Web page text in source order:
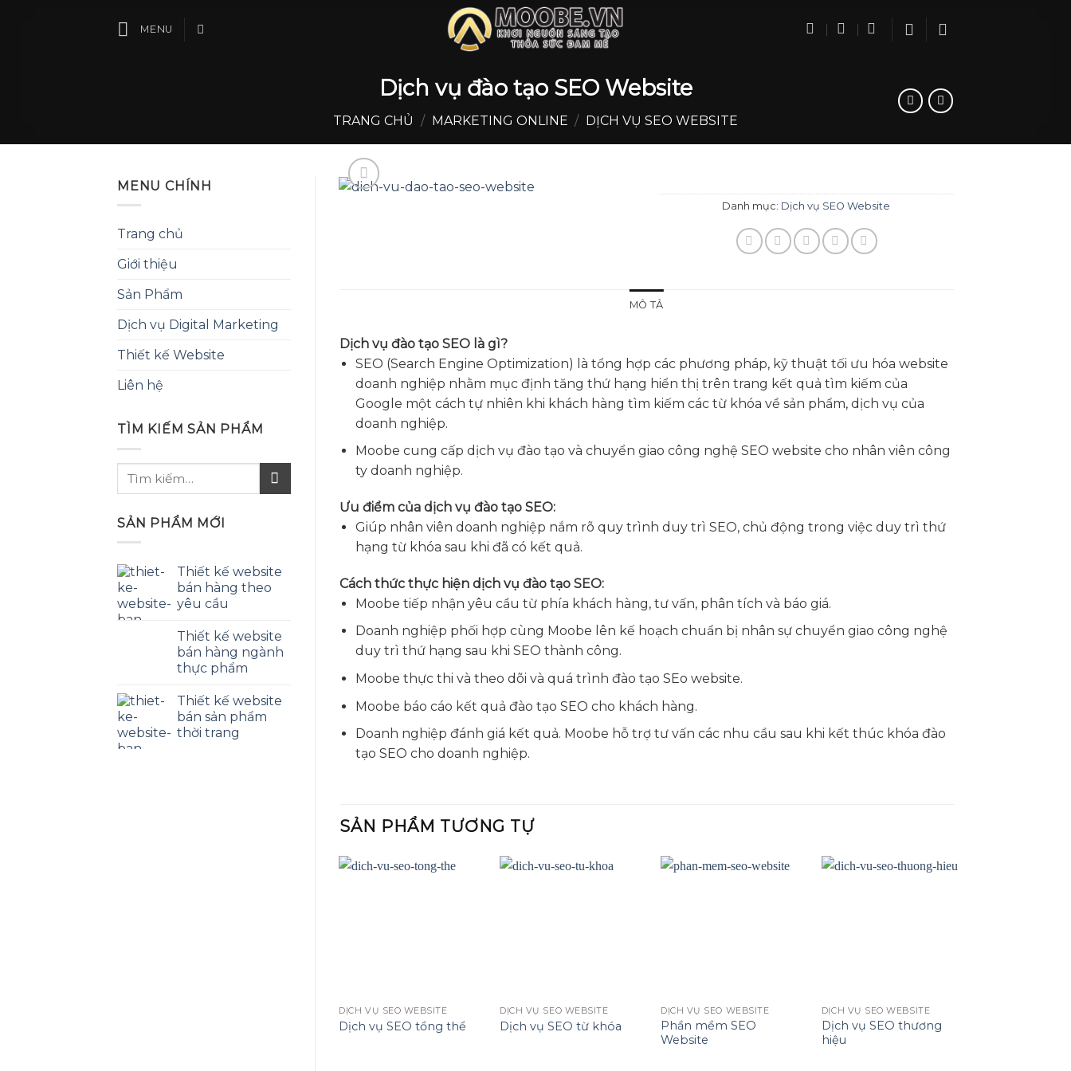
MENU
Dịch vụ đào tạo SEO Website
TRANG CHỦ / MARKETING ONLINE / DỊCH VỤ SEO WEBSITE
MENU CHÍNH
Trang chủ
Giới thiệu
Sản Phẩm
Dịch vụ Digital Marketing
Thiết kế Website
Liên hệ
TÌM KIẾM SẢN PHẨM
Tìm
SẢN PHẨM MỚI
Thiết kế website
bán hàng theo
yêu cầu
Thiết kế website
bán hàng ngành
thực phẩm
Thiết kế website
bán sản phẩm
thời trang
Danh mục: Dịch vụ SEO Website
MÔ TẢ
Dịch vụ đào tạo SEO là gì?
SEO (Search Engine Optimization) là tổng hợp các phương pháp, kỹ thuật tối ưu hóa website
doanh nghiệp nhằm mục định tăng thứ hạng hiển thị trên trang kết quả tìm kiếm của
Google một cách tự nhiên khi khách hàng tìm kiếm các từ khóa về sản phẩm, dịch vụ của
doanh nghiệp.
Moobe cung cấp dịch vụ đào tạo và chuyển giao công nghệ SEO website cho nhân viên công
ty doanh nghiệp.
Ưu điểm của dịch vụ đào tạo SEO:
Giúp nhân viên doanh nghiệp nắm rõ quy trình duy trì SEO, chủ động trong việc duy trì thứ
hạng từ khóa sau khi đã có kết quả.
Cách thức thực hiện dịch vụ đào tạo SEO:
Moobe tiếp nhận yêu cầu từ phía khách hàng, tư vấn, phân tích và báo giá.
Doanh nghiệp phối hợp cùng Moobe lên kế hoạch chuẩn bị nhân sự chuyển giao công nghệ
duy trì thứ hạng sau khi SEO thành công.
Moobe thực thi và theo dõi và quá trình đào tạo SEo website.
Moobe báo cáo kết quả đào tạo SEO cho khách hàng.
Doanh nghiệp đánh giá kết quả. Moobe hỗ trợ tư vấn các nhu cầu sau khi kết thúc khóa đào
tạo SEO cho doanh nghiệp.
SẢN PHẨM TƯƠNG TỰ
DỊCH VỤ SEO WEBSITE
Dịch vụ SEO tổng thể
DỊCH VỤ SEO WEBSITE
Dịch vụ SEO từ khóa
DỊCH VỤ SEO WEBSITE
Phần mềm SEO
Website
DỊCH VỤ SEO WEBSITE
Dịch vụ SEO thương
hiệu